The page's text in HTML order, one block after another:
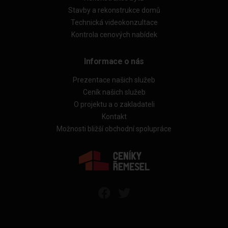
Stavby a rekonstrukce domů
Technická videokonzultace
Kontrola cenových nabídek
Informace o nás
Prezentace našich služeb
Ceník našich služeb
O projektu a o zakladateli
Kontakt
Možnosti bližší obchodní spolupráce